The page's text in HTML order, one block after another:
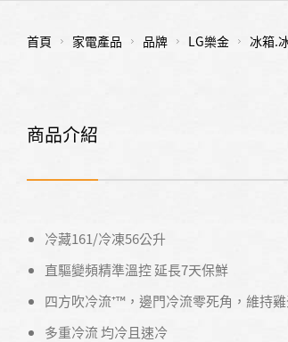
首頁 家電產品 品牌 LG樂金 冰箱.
商品介紹
冷藏161/冷凍56公升
直驅變頻精準溫控 延長7天保鮮
四方吹冷流⁺™，邊門冷流零死角，維持
多重冷流 均冷且速冷